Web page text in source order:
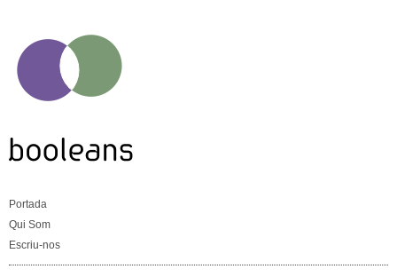
Portada
Qui Som
Escriu-nos